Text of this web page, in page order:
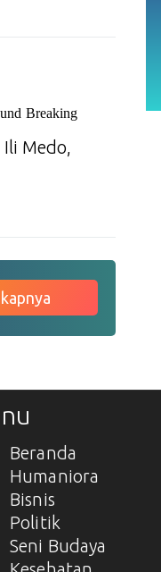
Breaking
Medo,
Beranda
Humaniora
Bisnis
Politik
Seni Budaya